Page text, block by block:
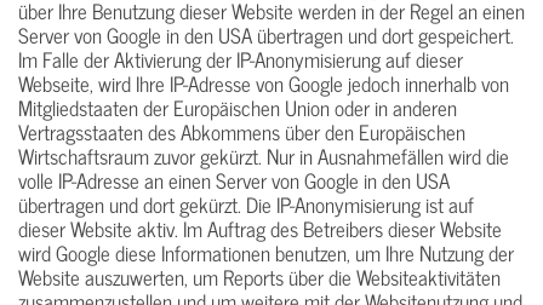
über Ihre Benutzung dieser Website werden in der Regel an einen
Server von Google in den USA übertragen und dort gespeichert.
Im Falle der Aktivierung der IP-Anonymisierung auf dieser
Webseite, wird Ihre IP-Adresse von Google jedoch innerhalb von
Mitgliedstaaten der Europäischen Union oder in anderen
Vertragsstaaten des Abkommens über den Europäischen
Wirtschaftsraum zuvor gekürzt. Nur in Ausnahmefällen wird die
volle IP-Adresse an einen Server von Google in den USA
übertragen und dort gekürzt. Die IP-Anonymisierung ist auf
dieser Website aktiv. Im Auftrag des Betreibers dieser Website
wird Google diese Informationen benutzen, um Ihre Nutzung der
Website auszuwerten, um Reports über die Websiteaktivitäten